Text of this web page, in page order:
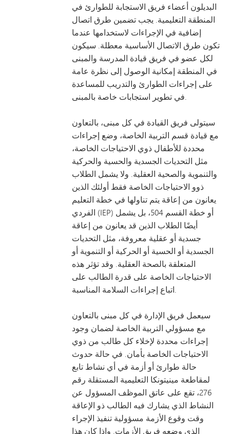
البديلون أعضاء فريق الاستجابة للطوارئ في
المنطقة التعليمية. يجب تضمين طرق اتصال
إضافية في الإجراءات لاستخدامها عندما
تكون طرق الاتصال الأساسية معطلة. سيكون
لكل عضو في فريق قيادة المدرسة والمبنى
في المنطقة إمكانية الوصول إلى نظرة عامة
على إجراءات الطوارئ والتدريب للمساعدة
في تطوير استجابات خاصة بالمبنى.
سيتولى فريق القيادة في كل مبنى، بالتعاون
مع قيادة قسم التربية الخاصة، وضع إجراءات
محددة للأطفال ذوي الاحتياجات الخاصة،
مثل التحديات الجسدية والحسية والحركية
والتنموية والصحية العقلية. ولا يشمل الطلاب
ذوو الاحتياجات الخاصة فقط أولئك الذين
يعانون من إعاقة يتم تناولها في خطة التعليم
الفردي (IEP) أو خطة القسم 504، بل يشمل
أيضًا الطلاب الذين قد يعانون من إعاقة
جسدية أو عقلية معروفة، مثل التحديات
الجسدية أو الحسية أو الحركية أو التنموية أو
المتعلقة بالصحة العقلية. وقد تؤثر هذه
الاحتياجات الخاصة على قدرة الطالب على
اتباع إجراءات السلامة المناسبة.
سيعمل فريق الإدارة في كل مبنى بالتعاون
مع مسؤولي التربية الخاصة لضمان وجود
إجراءات محددة لإخلاء كل طالب من ذوي
الاحتياجات الخاصة بأمان. في حالة حدوث
حالة طوارئ أو أزمة في أي نشاط تابع
لمقاطعة مينيتونكا التعليمية المستقلة رقم
276، تقع على عاتق الموظف المسؤول عن
النشاط الذي يشارك فيه الطالب ذو الإعاقة
وقت وقوع الأزمة مسؤولية تنفيذ الإجراء
الذي وضعه فريق الأزمات. وإذا كان هذا